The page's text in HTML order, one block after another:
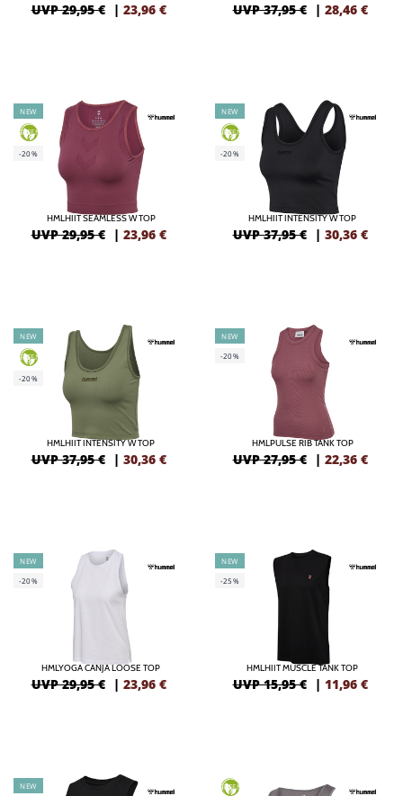
UVP 29,95 € | 23,96 € UVP 37,95 € | 28,46 €
NEW
GREEN
-20%
HMLHIIT SEAMLESS W TOP
UVP 29,95 € | 23,96 €
NEW
GREEN
-20%
HMLHIIT INTENSITY W TOP
UVP 37,95 € | 30,36 €
NEW
GREEN
-20%
HMLHIIT INTENSITY W TOP
UVP 37,95 € | 30,36 €
NEW
-20%
HMLPULSE RIB TANK TOP
UVP 27,95 € | 22,36 €
NEW
-20%
HMLYOGA CANJA LOOSE TOP
UVP 29,95 € | 23,96 €
NEW
-25%
HMLHIIT MUSCLE TANK TOP
UVP 15,95 € | 11,96 €
NEW GREEN